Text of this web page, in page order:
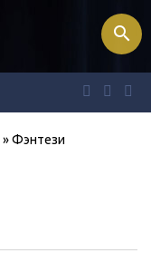
search
» Фэнтези